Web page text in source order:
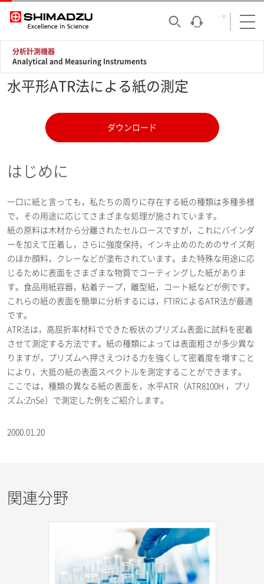
分析計測機器
Analytical and Measuring Instruments
水平形ATR法による紙の測定
ダウンロード
はじめに
一口に紙と言っても，私たちの周りに存在する紙の種類は多種多様
で，その用途に応じてさまざまな処理が施されています。
紙の原料は木材から分離されたセルロースですが，これにバインダ
ーを加えて圧着し，さらに強度保持，インキ止めのためのサイズ剤
のほか顔料，クレーなどが塗布されています。また特殊な用途に応
じるために表面をさまざまな物質でコーティングした紙がありま
す。食品用紙容器，粘着テープ，離型紙，コート紙などが例です。
これらの紙の表面を簡単に分析するには，FTIRによるATR法が最適
です。
ATR法は，高屈折率材料でできた板状のプリズム表面に試料を密着
させて測定する方法です。紙の種類によっては表面粗さが多少異な
りますが，プリズムへ押さえつける力を強くして密着度を増すこと
により，大抵の紙の表面スペクトルを測定することができます。
ここでは，種類の異なる紙の表面を，水平ATR（ATR8100H ，プリ
ズム:ZnSe）で測定した例をご紹介します。
2000.01.20
関連分野